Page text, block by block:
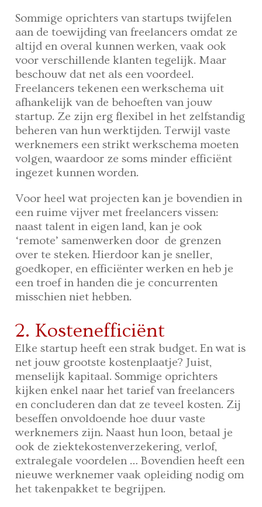
Sommige oprichters van startups twijfelen
aan de toewijding van freelancers omdat ze
altijd en overal kunnen werken, vaak ook
voor verschillende klanten tegelijk. Maar
beschouw dat net als een voordeel.
Freelancers tekenen een werkschema uit
afhankelijk van de behoeften van jouw
startup. Ze zijn erg flexibel in het zelfstandig
beheren van hun werktijden. Terwijl vaste
werknemers een strikt werkschema moeten
volgen, waardoor ze soms minder efficiënt
ingezet kunnen worden.
Voor heel wat projecten kan je bovendien in
een ruime vijver met freelancers vissen:
naast talent in eigen land, kan je ook
‘remote’ samenwerken door de grenzen
over te steken. Hierdoor kan je sneller,
goedkoper, en efficiënter werken en heb je
een troef in handen die je concurrenten
misschien niet hebben.
2. Kostenefficiënt
Elke startup heeft een strak budget. En wat is
net jouw grootste kostenplaatje? Juist,
menselijk kapitaal. Sommige oprichters
kijken enkel naar het tarief van freelancers
en concluderen dan dat ze teveel kosten. Zij
beseffen onvoldoende hoe duur vaste
werknemers zijn. Naast hun loon, betaal je
ook de ziektekostenverzekering, verlof,
extralegale voordelen … Bovendien heeft een
nieuwe werknemer vaak opleiding nodig om
het takenpakket te begrijpen.